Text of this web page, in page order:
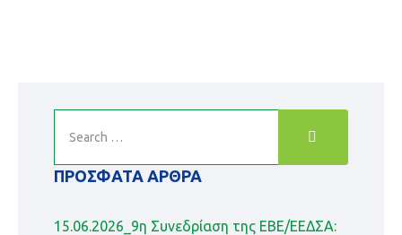
ΠΡΌΣΦΑΤΑ ΆΡΘΡΑ
15.06.2026_9η Συνεδρίαση της ΕΒΕ/ΕΕΔΣΑ: